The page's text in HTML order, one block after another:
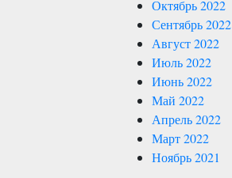
Октябрь 2022
Сентябрь 2022
Август 2022
Июль 2022
Июнь 2022
Май 2022
Апрель 2022
Март 2022
Ноябрь 2021